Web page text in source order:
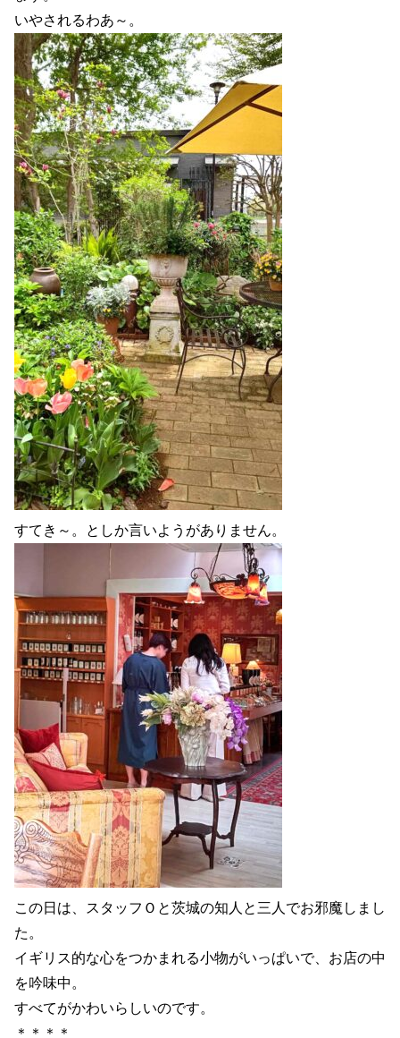
いやされるわあ～。
すてき～。としか言いようがありません。
この日は、スタッフＯと茨城の知人と三人でお邪魔しまし
た。
イギリス的な心をつかまれる小物がいっぱいで、お店の中
を吟味中。
すべてがかわいらしいのです。
＊＊＊＊